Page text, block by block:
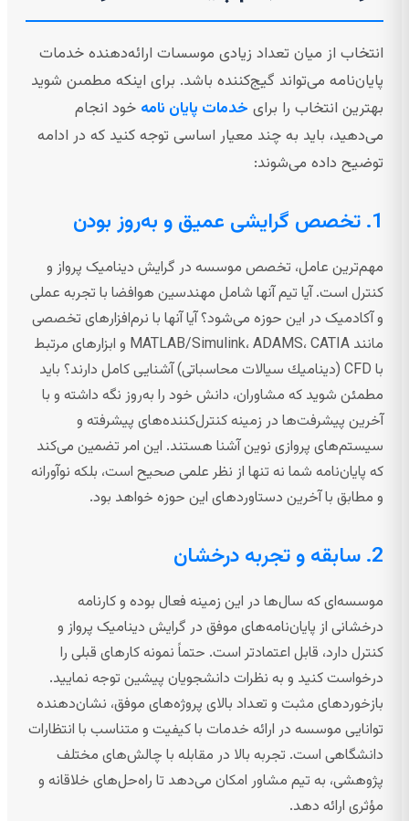
انتخاب از میان تعداد زیادی موسسات ارائه‌دهنده خدمات
پایان‌نامه می‌تواند گیج‌کننده باشد. برای اینکه مطمىن شوید
بهترین انتخاب را برای خدمات پایان نامه خود انجام
می‌دهید، باید به چند معیار اساسی توجه کنید که در ادامه
توضیح داده می‌شوند:
1. تخصص گرایشی عمیق و به‌روز بودن
مهم‌ترین عامل، تخصص موسسه در گرایش دینامیک پرواز و
کنترل است. آیا تیم آنها شامل مهندسین هوافضا با تجربه عملی
و آکادمیک در این حوزه می‌شود؟ آیا آنها با نرم‌افزارهای تخصصی
مانند MATLAB/Simulink، ADAMS، CATIA و ابزارهای مرتبط
با CFD (ديناميك سیالات محاسباتی) آشنایی کامل دارند؟ باید
مطمئن شوید که مشاوران، دانش خود را به‌روز نگه داشته و با
آخرین پیشرفت‌ها در زمینه کنترل‌کننده‌های پیشرفته و
سیستم‌های پروازی نوین آشنا هستند. این امر تضمین می‌کند
که پایان‌نامه شما نه تنها از نظر علمی صحیح است، بلکه نوآورانه
و مطابق با آخرین دستاوردهای این حوزه خواهد بود.
2. سابقه و تجربه درخشان
موسسه‌ای که سال‌ها در این زمینه فعال بوده و کارنامه
درخشانی از پایان‌نامه‌های موفق در گرایش دینامیک پرواز و
کنترل دارد، قابل اعتمادتر است. حتماً نمونه کارهای قبلی را
درخواست کنید و به نظرات دانشجویان پیشین توجه نمایید.
بازخوردهای مثبت و تعداد بالای پروژه‌های موفق، نشان‌دهنده
توانایی موسسه در ارائه خدمات با کیفیت و متناسب با انتظارات
دانشگاهی است. تجربه بالا در مقابله با چالش‌های مختلف
پژوهشی، به تیم مشاور امکان می‌دهد تا راه‌حل‌های خلاقانه و
مؤثری ارائه دهد.